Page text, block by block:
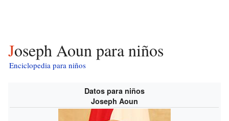
Joseph Aoun para niños
Enciclopedia para niños
Datos para niños
Joseph Aoun